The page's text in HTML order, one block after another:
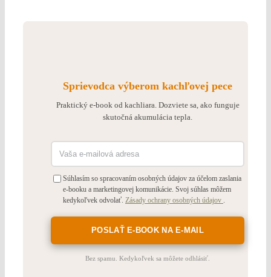
Sprievodca výberom kachľovej pece
Praktický e-book od kachliara. Dozviete sa, ako funguje
skutočná akumulácia tepla.
Súhlasím so spracovaním osobných údajov za účelom zaslania
e-booku a marketingovej komunikácie. Svoj súhlas môžem
kedykoľvek odvolať. Zásady ochrany osobných údajov .
Bez spamu. Kedykoľvek sa môžete odhlásiť.